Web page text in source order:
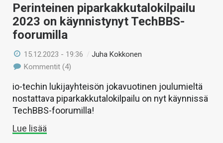
Perinteinen piparkakkutalokilpailu
2023 on käynnistynyt TechBBS-
foorumilla
15.12.2023 - 19:36 /Juha Kokkonen
Kommentit (4)
io-techin lukijayhteisön jokavuotinen joulumieltä
nostattava piparkakkutalokilpailu on nyt käynnissä
TechBBS-foorumilla!
Lue lisää